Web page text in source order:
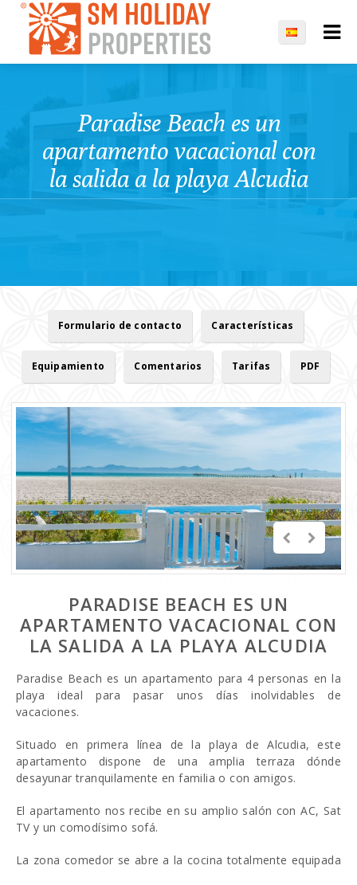
Paradise Beach es un
apartamento vacacional con
la salida a la playa Alcudia
Formulario de contacto Características
Equipamiento Comentarios Tarifas PDF
PARADISE BEACH ES UN
APARTAMENTO VACACIONAL CON
LA SALIDA A LA PLAYA ALCUDIA
Paradise Beach es un apartamento para 4 personas en la
playa ideal para pasar unos días inolvidables de
vacaciones.
Situado en primera línea de la playa de Alcudia, este
apartamento dispone de una amplia terraza dónde
desayunar tranquilamente en familia o con amigos.
El apartamento nos recibe en su amplio salón con AC, Sat
TV y un comodísimo sofá.
La zona comedor se abre a la cocina totalmente equipada